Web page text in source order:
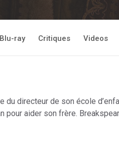
ray Critiques Videos
du directeur de son école
pour aider son frère.